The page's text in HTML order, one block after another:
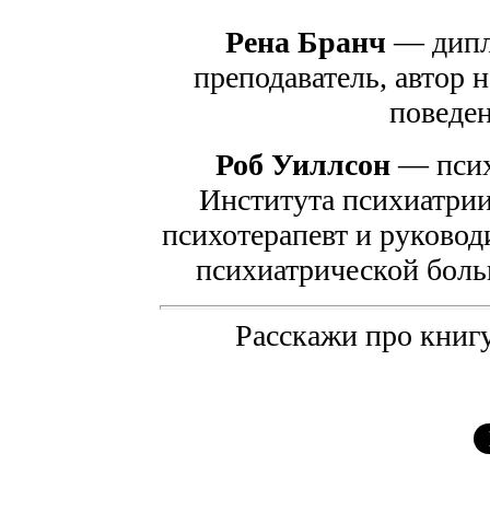
Рена Бранч —
преподаватель, автор
Роб Уиллсон—
Института
психотерапевт и
психиатрической
Расскажи про